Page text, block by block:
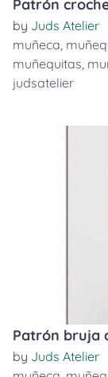
Patrón
by Juds Atelier
muñeca,
muñequitas,
judsatelier
Patrón bruja
by Juds Atelier